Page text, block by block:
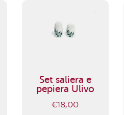
Set saliera e
pepiera Ulivo
€18,00